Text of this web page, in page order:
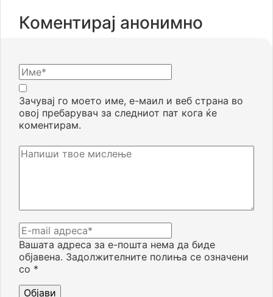
Коментирај анонимно
Вашата адреса за е-пошта нема да биде
објавена. Задолжителните полиња се означени
со *
Зачувај го моето име, е-маил и веб страна во
овој пребарувач за следниот пат кога ќе
коментирам.